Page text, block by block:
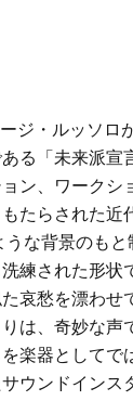
ジ・ルッソロ
る「未来派宣
ン、ワークシ
たらされた近
な背景のもと
練された形状
哀愁を漂わせ
は、奇妙な声
楽器としてで
ウンドインス